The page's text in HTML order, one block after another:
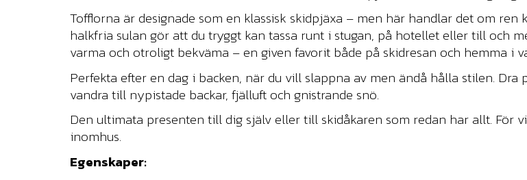
Tofflorna är designade som en klassisk skidpjäxa – men här handlar det om
halkfria sulan gör att du tryggt kan tassa runt i stugan, på hotellet eller till och
varma och otroligt bekväma – en given favorit både på skidresan och hemma i
Perfekta efter en dag i backen, när du vill slappna av men ändå hålla stilen.
vandra till nypistade backar, fjälluft och gnistrande snö.
Den ultimata presenten till dig själv eller till skidåkaren som redan har allt. För
inomhus.
Egenskaper: